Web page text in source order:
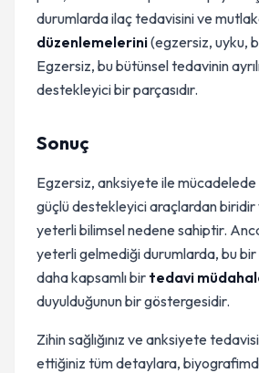
durumlarda ilaç tedavisini ve
düzenlemelerini(egzersiz, uyku,
Egzersiz, bu bütünsel tedavinin
destekleyici bir parçasıdır.
Sonuç
Egzersiz, anksiyete ile
güçlü destekleyici araçlardan biridir
yeterli bilimsel nedene sahiptir.
yeterli gelmediği durumlarda, bu bir
daha kapsamlı bir tedavi
duyulduğunun bir göstergesidir.
Zihin sağlığınız ve anksiyete
ettiğiniz tüm detaylara,